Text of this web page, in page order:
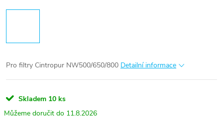
Pro filtry Cintropur NW500/650/800 Detailní informace
Skladem 10 ks
11.8.2026